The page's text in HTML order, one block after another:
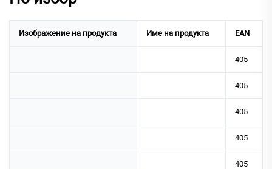
Изображение на продукта Име на продукта EAN
405
405
405
405
405